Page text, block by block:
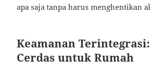
apa saja tanpa harus menghentikan
Keamanan
Cerdas untuk Rumah